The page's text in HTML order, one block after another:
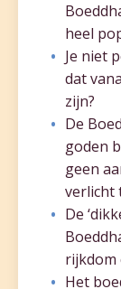
heel
Je niet
dat
zijn?
De
goden
geen
verlicht
De
rijkdom
Het